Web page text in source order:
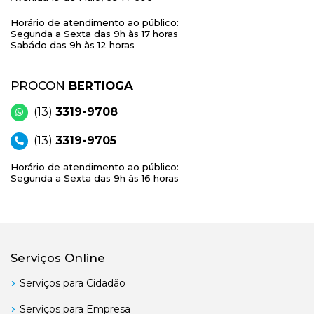
Horário de atendimento ao público:
Segunda a Sexta das 9h às 17 horas
Sabádo das 9h às 12 horas
PROCON BERTIOGA
(13) 3319-9708
(13) 3319-9705
Horário de atendimento ao público:
Segunda a Sexta das 9h às 16 horas
Serviços Online
Serviços para Cidadão
Serviços para Empresa